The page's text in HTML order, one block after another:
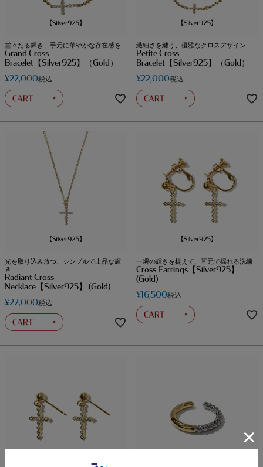
堂々たる輝き、手元に華やかな存在感を
Grand Cross
Bracelet【Silver925】（Gold）
¥22,000税込
繊細さを纏う、優雅なクロスデザイン
Petite Cross
Bracelet【Silver925】（Gold）
¥22,000税込
光を取り込み放つ、シンプルで上品な輝
き
Radiant Cross
Necklace【Silver925】 (Gold)
¥22,000税込
一瞬の輝きを捉えて、耳元で揺れる洗練
Cross Earrings【Silver925】
(Gold)
¥16,500税込